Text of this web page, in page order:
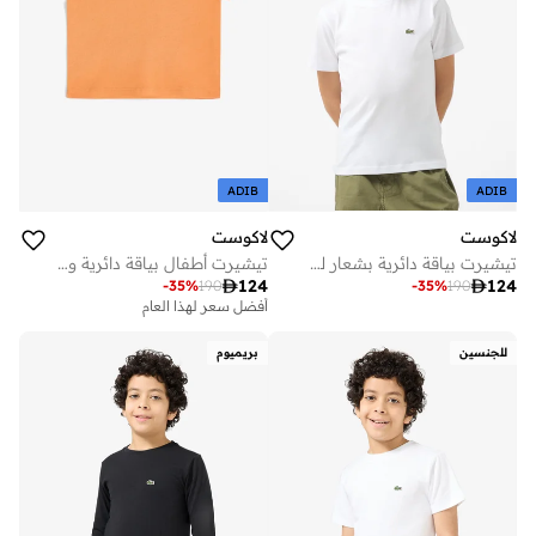
ADIB
لاكوست
تيشيرت بياقة دائرية بشعار للأطفال
124
190
-35%
ADIB
لاكوست
تيشيرت أطفال بياقة دائرية وشعار
124
190
-35%
أفضل سعر لهذا العام
أفضل سعر لهذا العام
على وشك النفاد
للجنسين بريميوم